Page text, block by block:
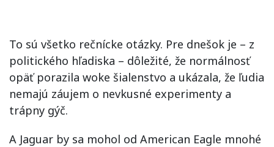
To sú všetko rečnícke otázky. Pre dnešok je – z
politického hľadiska – dôležité, že normálnosť
opäť porazila woke šialenstvo a ukázala, že ľudia
nemajú záujem o nevkusné experimenty a
trápny gýč.
A Jaguar by sa mohol od American Eagle mnohé